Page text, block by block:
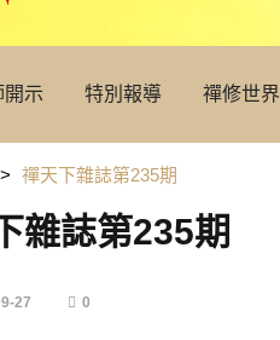
開示 特別報導 禪修世界
> 禪天下雜誌第235期
雜誌第235期
27 0